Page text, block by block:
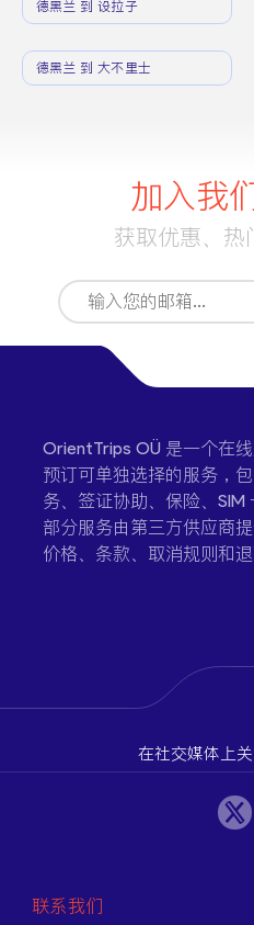
德黑兰 到 设拉子
德黑兰 到 大不里士
加入我
获取优惠、热
OrientTrips OÜ 是一个在
预订可单独选择的服务，
务、签证协助、保险、SIM
部分服务由第三方供应商
价格、条款、取消规则和退
在社交媒体上
联系我们